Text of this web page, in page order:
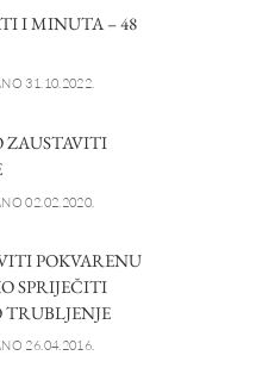
I MINUTA – 48
31.10.2022.
ZAUSTAVITI
02.02.2020.
POKVARENU
SPRIJEČITI
TRUBLJENJE
26.04.2016.